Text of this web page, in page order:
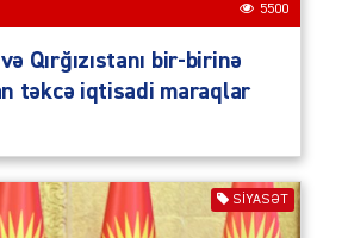
5500
Qırğızıstanı bir-birinə
təkcə iqtisadi maraqlar
SIYASƏT